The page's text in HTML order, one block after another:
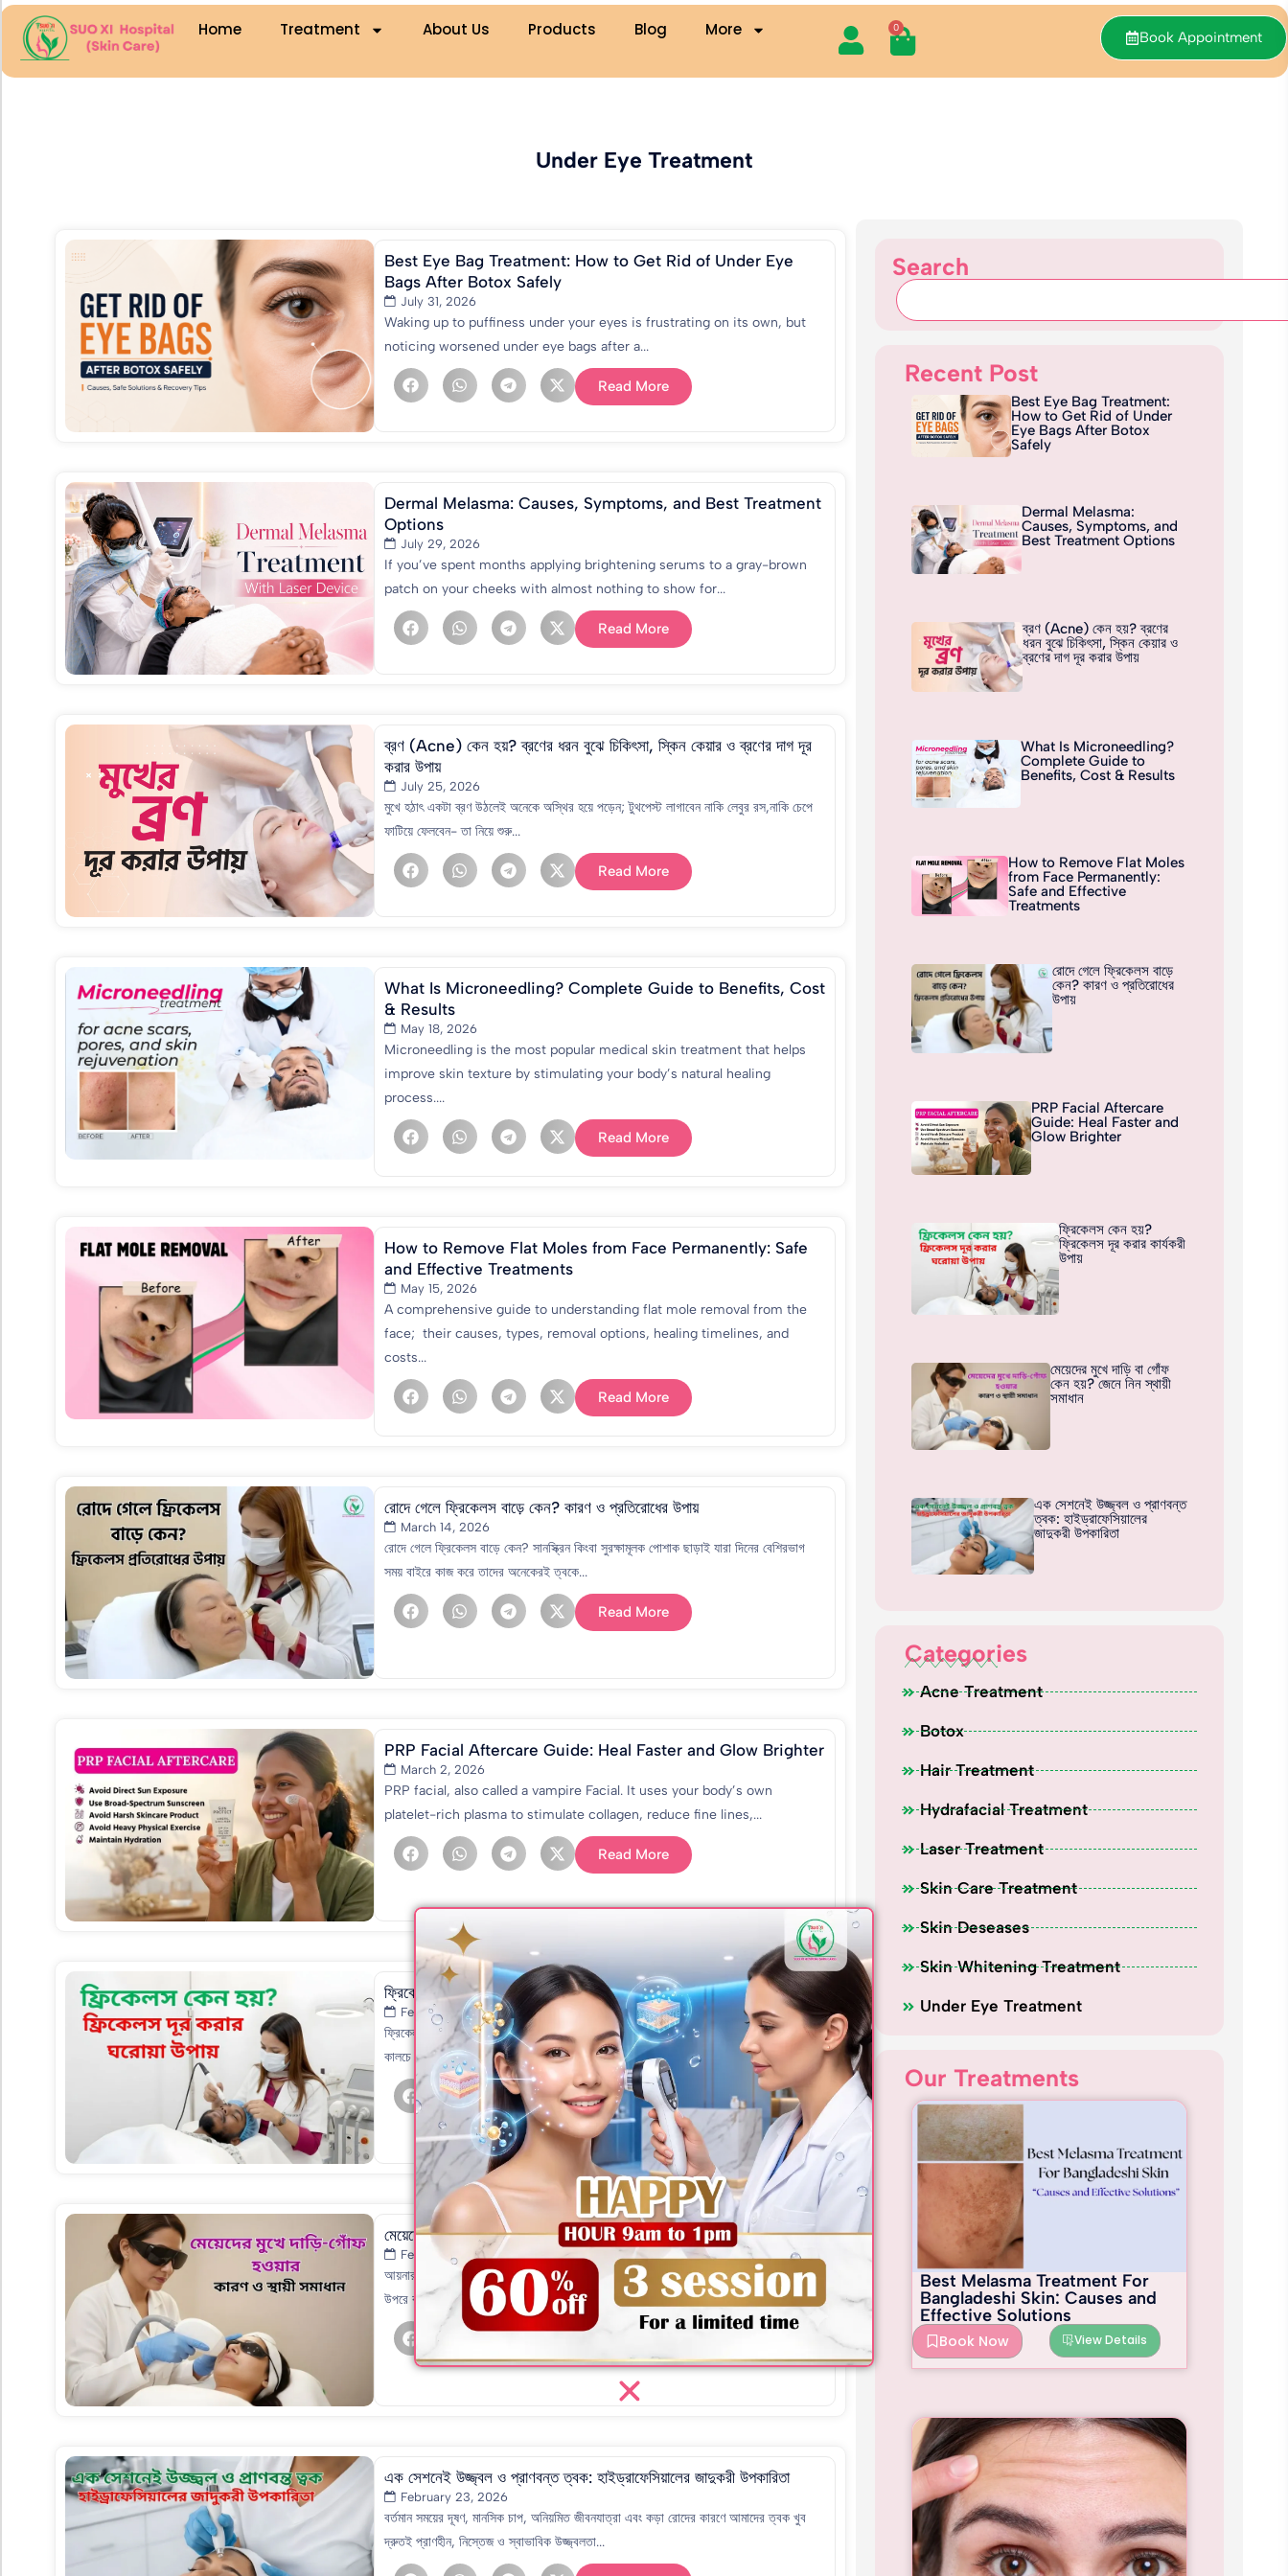
Home Treatment About Us Products Blog More 0
Book Appointment
Under Eye Treatment
Best Eye Bag Treatment: How to Get Rid of Under Eye
Bags After Botox Safely
July 31, 2026
Waking up to puffiness under your eyes is frustrating on its own, but
noticing worsened under eye bags after a...
Read More
Dermal Melasma: Causes, Symptoms, and Best Treatment
Options
July 29, 2026
If you’ve spent months applying brightening serums to a gray-brown
patch on your cheeks with almost nothing to show for...
Read More
ব্রণ (Acne) কেন হয়? ব্রণের ধরন বুঝে চিকিৎসা, স্কিন কেয়ার ও ব্রণের দাগ দূর
করার উপায়
July 25, 2026
মুখে হঠাৎ একটা ব্রণ উঠলেই অনেকে অস্থির হয়ে পড়েন; টুথপেস্ট লাগাবেন নাকি লেবুর রস,নাকি চেপে
ফাটিয়ে ফেলবেন- তা নিয়ে শুরু...
Read More
What Is Microneedling? Complete Guide to Benefits, Cost
& Results
May 18, 2026
Microneedling is the most popular medical skin treatment that helps
improve skin texture by stimulating your body’s natural healing
process....
Read More
How to Remove Flat Moles from Face Permanently: Safe
and Effective Treatments
May 15, 2026
A comprehensive guide to understanding flat mole removal from the
face; their causes, types, removal options, healing timelines, and
costs...
Read More
রোদে গেলে ফ্রিকেলস বাড়ে কেন? কারণ ও প্রতিরোধের উপায়
March 14, 2026
রোদে গেলে ফ্রিকেলস বাড়ে কেন? সানস্ক্রিন কিংবা সুরক্ষামূলক পোশাক ছাড়াই যারা দিনের বেশিরভাগ
সময় বাইরে কাজ করে তাদের অনেকেরই ত্বকে...
Read More
PRP Facial Aftercare Guide: Heal Faster and Glow Brighter
March 2, 2026
PRP facial, also called a vampire Facial. It uses your body’s own
platelet-rich plasma to stimulate collagen, reduce fine lines,...
Read More
ফ্রিকেলস কেন হয়? ফ্রিকেলস দূর করার কার্যকরী উপায়
February 25, 2026
ফ্রিকেলস দূর করার সহজ উপায় ফ্রিকেলস কী? ফ্রিকেলস হলো ত্বকে দৃশ্যমান ছোট, সমতল, বাদামী বা
কালচে রঙের দাগ। চিকিৎসাবিজ্ঞানের ভাষায়,...
Read More
মেয়েদের মুখে দাড়ি বা গোঁফ কেন হয়? জেনে নিন স্থায়ী সমাধান
February 23, 2026
আয়নার সামনে দাঁড়িয়ে নিজের যত্ন নিতে কার না ভালো লাগে? কিন্তু সেই আয়নাতেই যদি হঠাৎ ঠোঁটের
উপরে বা থুতনিতে কিংবা...
এক সেশনেই উজ্জ্বল ও প্রাণবন্ত ত্বক: হাইড্রাফেসিয়ালের জাদুকরী উপকারিতা
February 23, 2026
বর্তমান সময়ের দূষণ, মানসিক চাপ, অনিয়মিত জীবনযাত্রা এবং কড়া রোদের কারণে আমাদের ত্বক খুব
দ্রুতই প্রাণহীন, নিস্তেজ ও স্বাভাবিক উজ্জ্বলতা...
Search
Recent Post
Best Eye Bag Treatment:
How to Get Rid of Under
Eye Bags After Botox
Safely
Dermal Melasma:
Causes, Symptoms, and
Best Treatment Options
ব্রণ (Acne) কেন হয়? ব্রণের
ধরন বুঝে চিকিৎসা, স্কিন কেয়ার ও
ব্রণের দাগ দূর করার উপায়
What Is Microneedling?
Complete Guide to
Benefits, Cost & Results
How to Remove Flat Moles
from Face Permanently:
Safe and Effective
Treatments
রোদে গেলে ফ্রিকেলস বাড়ে
কেন? কারণ ও প্রতিরোধের
উপায়
PRP Facial Aftercare
Guide: Heal Faster and
Glow Brighter
ফ্রিকেলস কেন হয়?
ফ্রিকেলস দূর করার কার্যকরী
উপায়
মেয়েদের মুখে দাড়ি বা গোঁফ
কেন হয়? জেনে নিন স্থায়ী
সমাধান
এক সেশনেই উজ্জ্বল ও প্রাণবন্ত
ত্বক: হাইড্রাফেসিয়ালের
জাদুকরী উপকারিতা
Categories
Acne Treatment
Botox
Hair Treatment
Hydrafacial Treatment
Laser Treatment
Skin Care Treatment
Skin Deseases
Skin Whitening Treatment
Under Eye Treatment
Our Treatments
Best Melasma Treatment For
Bangladeshi Skin: Causes and
Effective Solutions
Book Now View Details